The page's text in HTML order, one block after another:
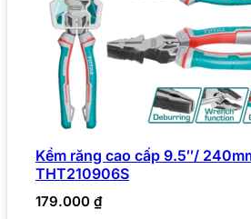
Kềm răng cao cấp 9.5″/
THT210906S
179.000 ₫